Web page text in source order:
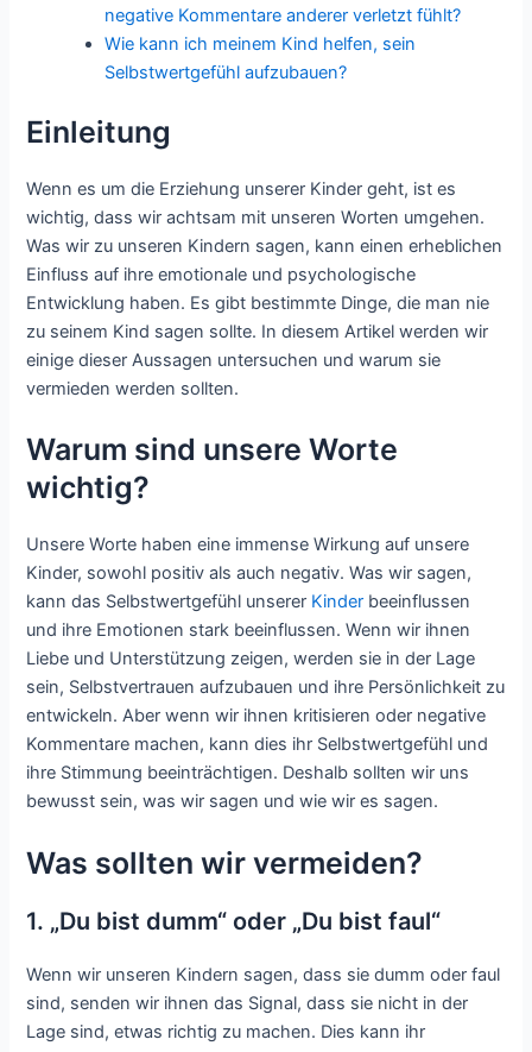
negative Kommentare anderer verletzt fühlt?
Wie kann ich meinem Kind helfen, sein
Selbstwertgefühl aufzubauen?
Einleitung
Wenn es um die Erziehung unserer Kinder geht, ist es
wichtig, dass wir achtsam mit unseren Worten umgehen.
Was wir zu unseren Kindern sagen, kann einen erheblichen
Einfluss auf ihre emotionale und psychologische
Entwicklung haben. Es gibt bestimmte Dinge, die man nie
zu seinem Kind sagen sollte. In diesem Artikel werden wir
einige dieser Aussagen untersuchen und warum sie
vermieden werden sollten.
Warum sind unsere Worte
wichtig?
Unsere Worte haben eine immense Wirkung auf unsere
Kinder, sowohl positiv als auch negativ. Was wir sagen,
kann das Selbstwertgefühl unserer Kinder beeinflussen
und ihre Emotionen stark beeinflussen. Wenn wir ihnen
Liebe und Unterstützung zeigen, werden sie in der Lage
sein, Selbstvertrauen aufzubauen und ihre Persönlichkeit zu
entwickeln. Aber wenn wir ihnen kritisieren oder negative
Kommentare machen, kann dies ihr Selbstwertgefühl und
ihre Stimmung beeinträchtigen. Deshalb sollten wir uns
bewusst sein, was wir sagen und wie wir es sagen.
Was sollten wir vermeiden?
1. „Du bist dumm“ oder „Du bist faul“
Wenn wir unseren Kindern sagen, dass sie dumm oder faul
sind, senden wir ihnen das Signal, dass sie nicht in der
Lage sind, etwas richtig zu machen. Dies kann ihr